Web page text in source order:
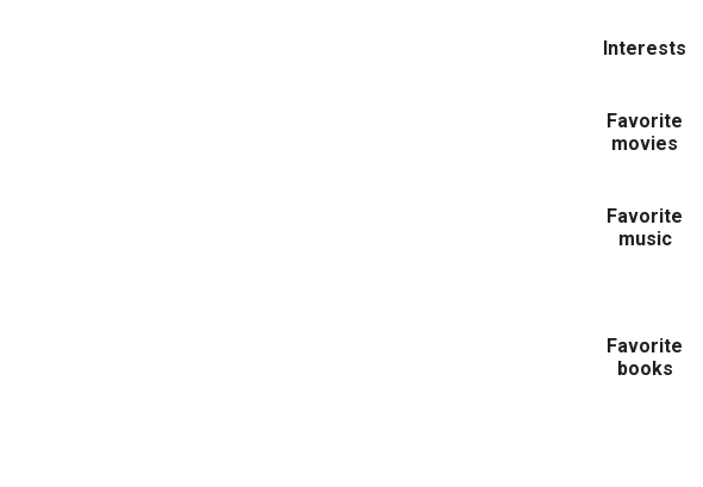
Interests
Favorite
movies
Favorite
music
Favorite
books